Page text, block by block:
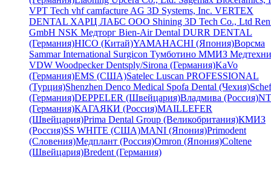
VPT Tech vhf camfacture AG 3D Systems, Inc. VERTEX
DENTAL ХАРЦ ЛАБС ООО Shining 3D Tech Co., Ltd
GmbH NSK Медторг Bien-Air Dental DURR DENTAL
(Германия)HICO (Китай)YAMAHACHI (Япония)Ворсма
Sammar International Surgicon Тумботино ММИЗ
VDW WoodpeckerDentsply/Sirona (Германия)KaVo
(Германия)EMS (США)Satelec Luscan PROFESSIONAL
(Турция)Shenzhen Denco Medical Spofa Dental (Чехия)
(Германия)DEPPELER (Швейцария)Владмива (Россия)
(Германия)КАГАЯКИ (Россия)MAILLEFER
(Швейцария)Prima Dental Group (Великобритания)КМИЗ
(Россия)SS WHITE (США)MANI (Япония)Primodent
(Словения)Медплант (Россия)Omron (Япония)Coltene
(Швейцария)Bredent (Германия)